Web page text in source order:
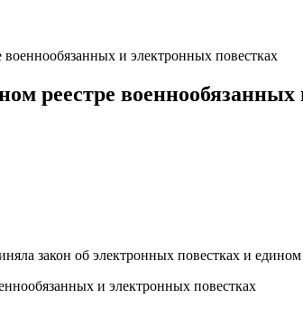
и электронных повестках
реестре
закон об электронных повестках и